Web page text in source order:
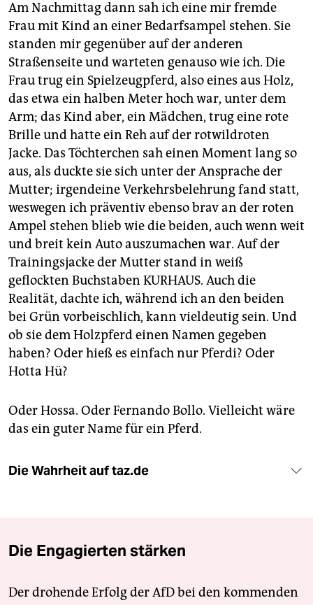
Am Nachmittag dann sah ich eine mir fremde
Frau mit Kind an einer Bedarfsampel stehen. Sie
standen mir gegenüber auf der anderen
Straßenseite und warteten genauso wie ich. Die
Frau trug ein Spielzeugpferd, also eines aus Holz,
das etwa ein halben Meter hoch war, unter dem
Arm; das Kind aber, ein Mädchen, trug eine rote
Brille und hatte ein Reh auf der rotwildroten
Jacke. Das Töchterchen sah einen Moment lang so
aus, als duckte sie sich unter der Ansprache der
Mutter; irgendeine Verkehrsbelehrung fand statt,
weswegen ich präventiv ebenso brav an der roten
Ampel stehen blieb wie die beiden, auch wenn weit
und breit kein Auto auszumachen war. Auf der
Trainingsjacke der Mutter stand in weiß
geflockten Buchstaben KURHAUS. Auch die
Realität, dachte ich, während ich an den beiden
bei Grün vorbeischlich, kann vieldeutig sein. Und
ob sie dem Holzpferd einen Namen gegeben
haben? Oder hieß es einfach nur Pferdi? Oder
Hotta Hü?
Oder Hossa. Oder Fernando Bollo. Vielleicht wäre
das ein guter Name für ein Pferd.
Die Wahrheit auf taz.de
Die Engagierten stärken
Der drohende Erfolg der AfD bei den kommenden